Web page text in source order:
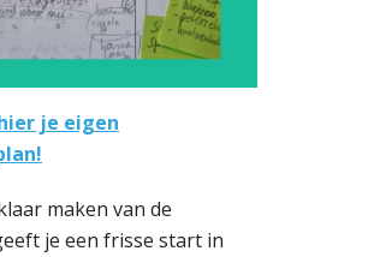
je eigen
maken van de
je een frisse start in